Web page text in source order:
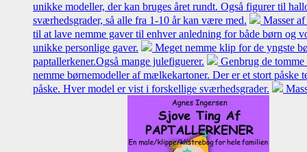
unikke modeller, der kan bruges året rundt. Også figurer til
sværhedsgrader, så alle fra 1-10 år kan være med.
Masser
til at lave nemme gaver til enhver anledning for både børn og
unikke personlige gaver.
Meget nemme klip for de yngste
paptallerkener.Også mange julefiguerer.
Genbrug de
nemme børnemodeller af mælkekartoner. Der er et stort påske
påske. Hver model er vist i forskellige sværhedsgrader.